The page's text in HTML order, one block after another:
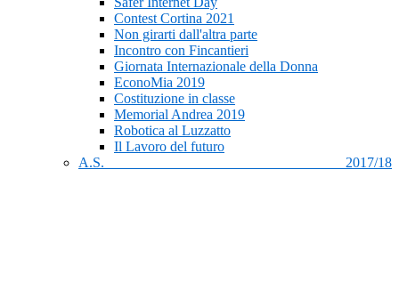
Contest Cortina 2021
Non girarti dall'altra parte
Incontro con Fincantieri
Giornata Internazionale della Donna
EconoMia 2019
Costituzione in classe
Memorial Andrea 2019
Robotica al Luzzatto
Il Lavoro del futuro
A.S. 2017/18